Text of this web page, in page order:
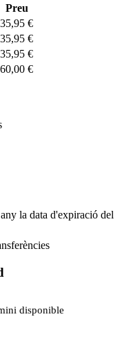
Preu
35,95 €
35,95 €
35,95 €
60,00 €
la data d'expiració del
disponible